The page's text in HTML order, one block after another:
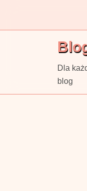
content
Dla
blog